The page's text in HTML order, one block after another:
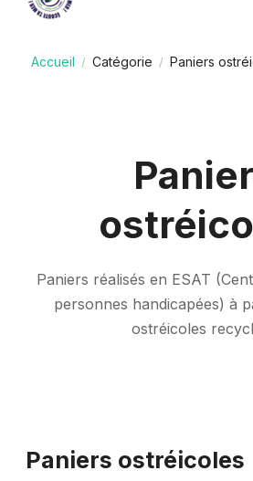
Accueil / Catégorie / Paniers
Paniers réalisés en ESAT
personnes handicapées) à
ostréicoles
Paniers ostréicoles